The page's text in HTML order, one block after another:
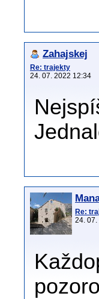
Zahajskej
Re: trajekty
24. 07. 2022 12:34
Re:
24.